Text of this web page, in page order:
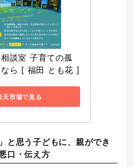
談室 子育ての孤
ら [ 福田 とも花 ]
天市場で見る
と思う子どもに、親ができ
口・伝え方